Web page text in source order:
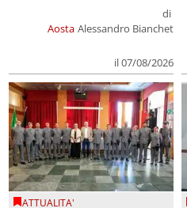
Aosta
di
Alessandro Bianchet
il 07/08/2026
ATTUALITA'